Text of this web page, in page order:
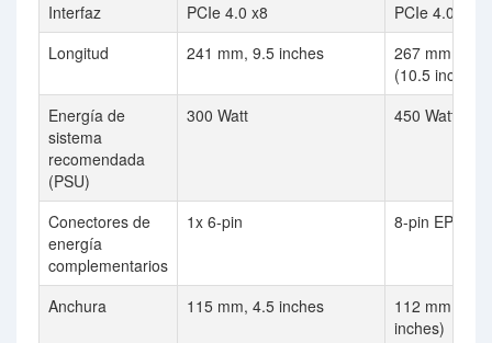
Interfaz
PCIe 4.0 x8
PCIe 4.0 x16
Longitud
241 mm, 9.5 inches
267 mm
(10.5 inches)
Energía de
sistema
recomendada
(PSU)
300 Watt 450 Watt
Conectores de
energía
complementarios
1x 6-pin 8-pin EPS
Anchura 115 mm, 4.5 inches
112 mm (4.4
inches)